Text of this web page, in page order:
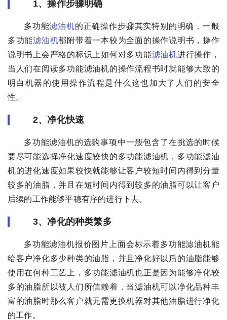
1、操作步骤明确
多功能滤油机的正确操作步骤其实特别的明确，一般
多功能滤油机都附带着一本较为全面的操作说明书，操作
说明书上会严格的标识上如何对多功能滤油机进行操作，
当人们在阅读多功能滤油机的操作流程书时就能够大致的
明白机器的使用操作流程是什么这也加大了人们的安全
性。
2、净化快速
多功能滤油机的选购事项中一般包含了在挑选的时候
要尽可能选择净化速度较快的多功能滤油机，多功能滤油
机的进化速度如果较快就能够让客户较短时间内得到分量
较多的油脂，并且在短时间内得到较多的油脂可以让客户
后续的工作能够平稳有序的进行下去。
3、净化的种类繁多
多功能滤油机报价图片上面会标示着多功能滤油机能
给客户净化多少种类的油脂，并且净化好以后的油脂能够
使用在何种工艺上，多功能滤油机也正是因为能够净化较
多的油脂所以被人们所信赖着，当滤油机可以净化品种丰
富的油脂时那么客户就无需更换机器对其他油脂进行净化
的工作。